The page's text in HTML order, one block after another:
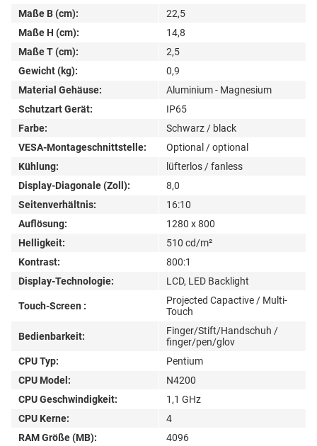
Maße B (cm):
22,5
Maße H (cm):
14,8
Maße T (cm):
2,5
Gewicht (kg):
0,9
Material Gehäuse:
Aluminium - Magnesium
Schutzart Gerät:
IP65
Farbe:
Schwarz / black
VESA-Montageschnittstelle:
Optional / optional
Kühlung:
lüfterlos / fanless
Display-Diagonale (Zoll):
8,0
Seitenverhältnis:
16:10
Auflösung:
1280 x 800
Helligkeit:
510 cd/m²
Kontrast:
800:1
Display-Technologie:
LCD, LED Backlight
Touch-Screen :
Projected Capactive / Multi-
Touch
Bedienbarkeit:
Finger/Stift/Handschuh /
finger/pen/glov
CPU Typ:
Pentium
CPU Model:
N4200
CPU Geschwindigkeit:
1,1 GHz
CPU Kerne:
4
RAM Größe (MB):
4096